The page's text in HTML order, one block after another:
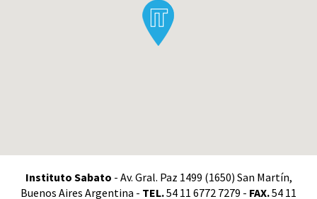
Instituto Sabato - Av. Gral. Paz 1499 (1650) San Martín,
Buenos Aires Argentina - TEL.54 11 6772 7279 - FAX.54 11